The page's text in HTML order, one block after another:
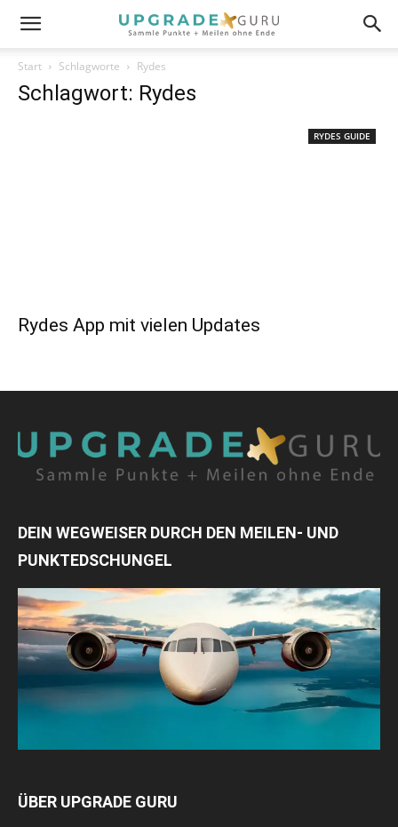
Start Schlagworte Rydes
Schlagwort: Rydes
RYDES GUIDE
Rydes App mit vielen Updates
DEIN WEGWEISER DURCH DEN MEILEN- UND
PUNKTEDSCHUNGEL
ÜBER UPGRADE GURU